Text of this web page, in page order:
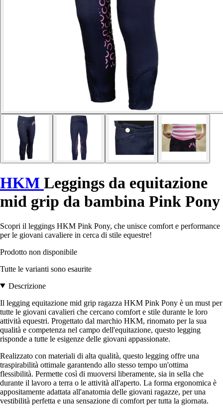
HKM Leggings da equitazione
mid grip da bambina Pink Pony
Scopri il leggings HKM Pink Pony, che unisce comfort e performance
per le giovani cavaliere in cerca di stile equestre!
Prodotto non disponibile
Tutte le varianti sono esaurite
Descrizione
Il legging equitazione mid grip ragazza HKM Pink Pony è un must per
tutte le giovani cavalieri che cercano comfort e stile durante le loro
attività equestri. Progettato dal marchio HKM, rinomato per la sua
qualità e competenza nel campo dell'equitazione, questo legging
risponde a tutte le esigenze delle giovani appassionate.
Realizzato con materiali di alta qualità, questo legging offre una
traspirabilità ottimale garantendo allo stesso tempo un'ottima
flessibilità. Permette così di muoversi liberamente, sia in sella che
durante il lavoro a terra o le attività all'aperto. La forma ergonomica è
appositamente adattata all'anatomia delle giovani ragazze, per una
vestibilità perfetta e una sensazione di comfort per tutta la giornata.